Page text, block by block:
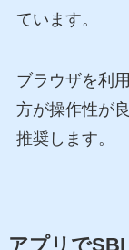
ています。
ブラウザを利
方が操作性が
推奨します。